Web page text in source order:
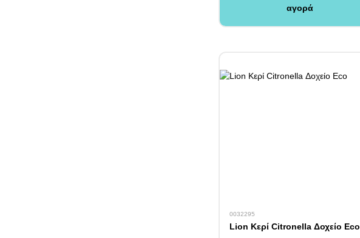
αγορά
0032295
Lion Κερί Citronella Δοχείο Eco